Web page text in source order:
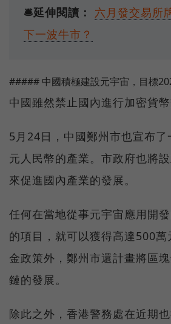
🛎️延伸閱讀：
六月發交易所
下一波牛市？
##### 中國積極建設元宇宙，目標
中國雖然禁止國內進行加密貨
5月24日，中國鄭州市也宣布
元人民幣的產業。市政府也將
來促進國內產業的發展。
任何在當地從事元宇宙應用開
的項目，就可以獲得高達500
金政策外，鄭州市還計畫將區
鏈的發展。
除此之外，香港警務處在近期